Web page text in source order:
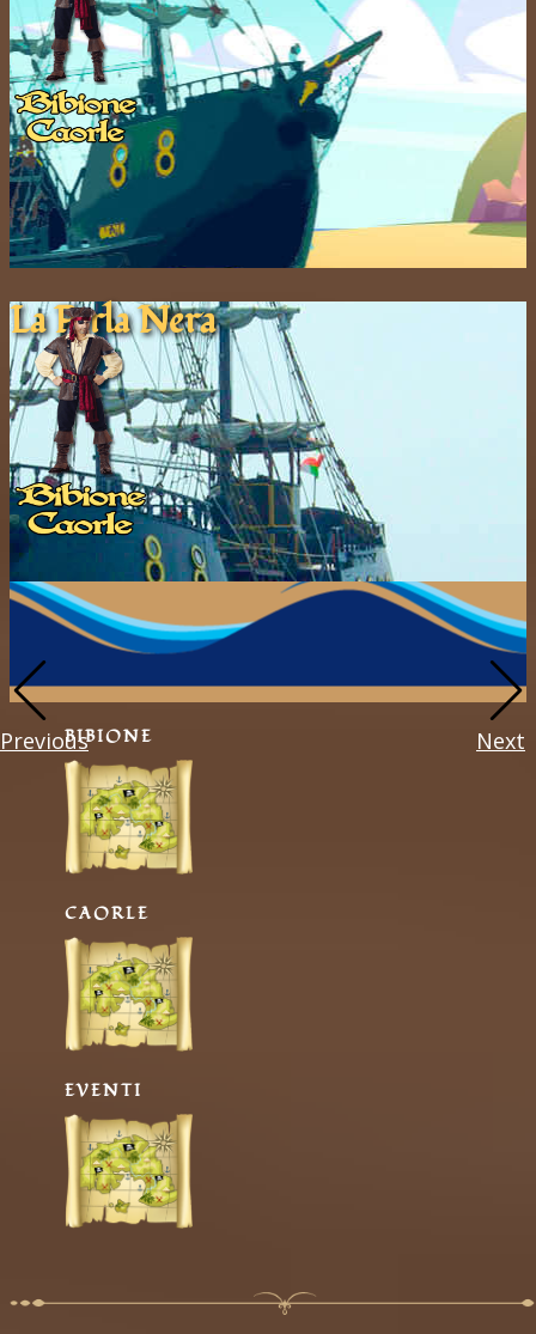
La Pe​rla ​Nera
Previous Next
BIBIONE
CAORLE
EVENTI